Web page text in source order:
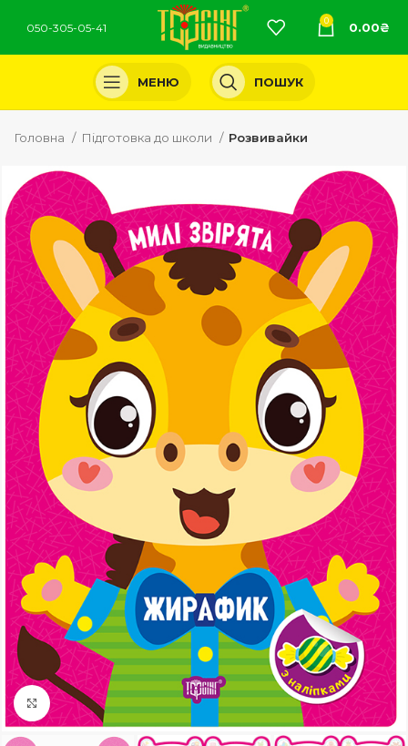
050-305-05-41
0 0.00₴
МЕНЮ ПОШУК
Головна Підготовка до школи Розвивайки
Клацніть, щоб збільшити